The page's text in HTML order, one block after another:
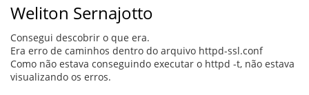
Weliton Sernajotto
Consegui descobrir o que era.
Era erro de caminhos dentro do arquivo httpd-ssl.conf
Como não estava conseguindo executar o httpd -t, não estava
visualizando os erros.